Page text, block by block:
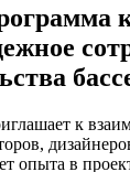
к
опыта в